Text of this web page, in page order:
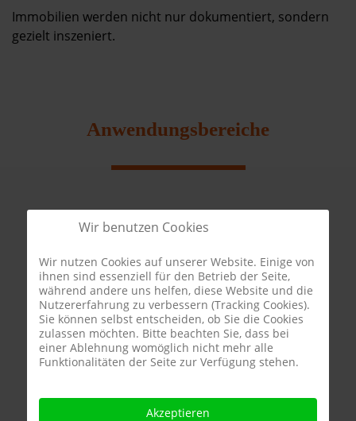
Immobilien werden nicht nur dokumentiert, sondern
gezielt inszeniert.
Anwendungsbereiche
Wir benutzen Cookies
Wir nutzen Cookies auf unserer Website. Einige von
ihnen sind essenziell für den Betrieb der Seite,
während andere uns helfen, diese Website und die
Nutzererfahrung zu verbessern (Tracking Cookies).
Sie können selbst entscheiden, ob Sie die Cookies
zulassen möchten. Bitte beachten Sie, dass bei
einer Ablehnung womöglich nicht mehr alle
Funktionalitäten der Seite zur Verfügung stehen.
Akzeptieren